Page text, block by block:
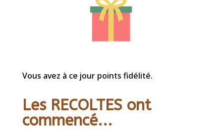
Vous avez à ce jour points fidélité.
Les RECOLTES ont
commencé...